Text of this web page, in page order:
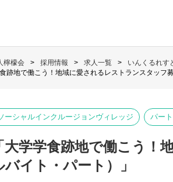
檸檬会 採用情報 求人一覧
いんくるれす
食跡地で働こう！地域に愛されるレストランスタッフ
ーシャルインクルージョンヴィレッジ パー
大学学食跡地で働こう
バイト・パート）」